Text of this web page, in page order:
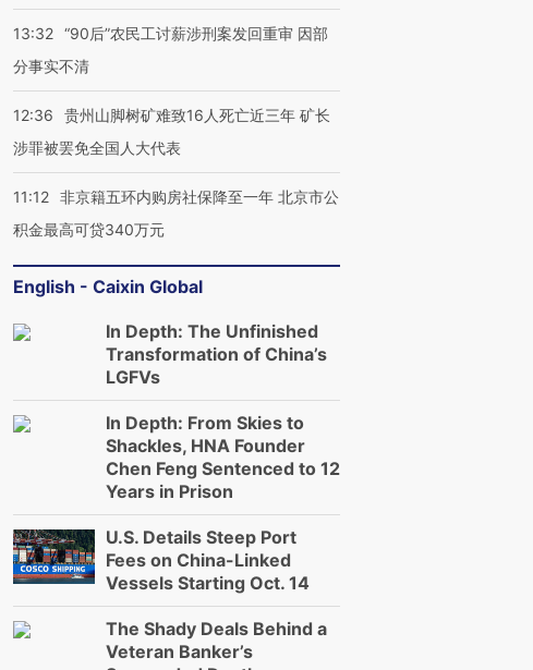
13:32 “90后”农民工讨薪涉刑案发回重审 因部
分事实不清
12:36
贵州山脚树矿难致16人死亡近三年 矿长
涉罪被罢免全国人大代表
11:12 非京籍五环内购房社保降至一年 北京市公
积金最高可贷340万元
English - Caixin Global
In Depth: The Unfinished
Transformation of China’s
LGFVs
In Depth: From Skies to
Shackles, HNA Founder
Chen Feng Sentenced to 12
Years in Prison
U.S. Details Steep Port
Fees on China-Linked
Vessels Starting Oct. 14
The Shady Deals Behind a
Veteran Banker’s